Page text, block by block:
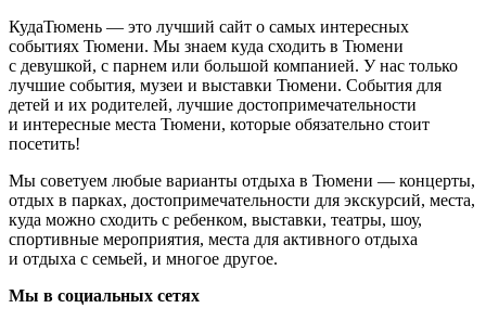
КудаТюмень — это лучший сайт о самых интересных
событиях Тюмени. Мы знаем куда сходить в Тюмени
с девушкой, с парнем или большой компанией. У нас только
лучшие события, музеи и выставки Тюмени. События для
детей и их родителей, лучшие достопримечательности
и интересные места Тюмени, которые обязательно стоит
посетить!
Мы советуем любые варианты отдыха в Тюмени — концерты,
отдых в парках, достопримечательности для экскурсий, места,
куда можно сходить с ребенком, выставки, театры, шоу,
спортивные мероприятия, места для активного отдыха
и отдыха с семьей, и многое другое.
Мы в социальных сетях